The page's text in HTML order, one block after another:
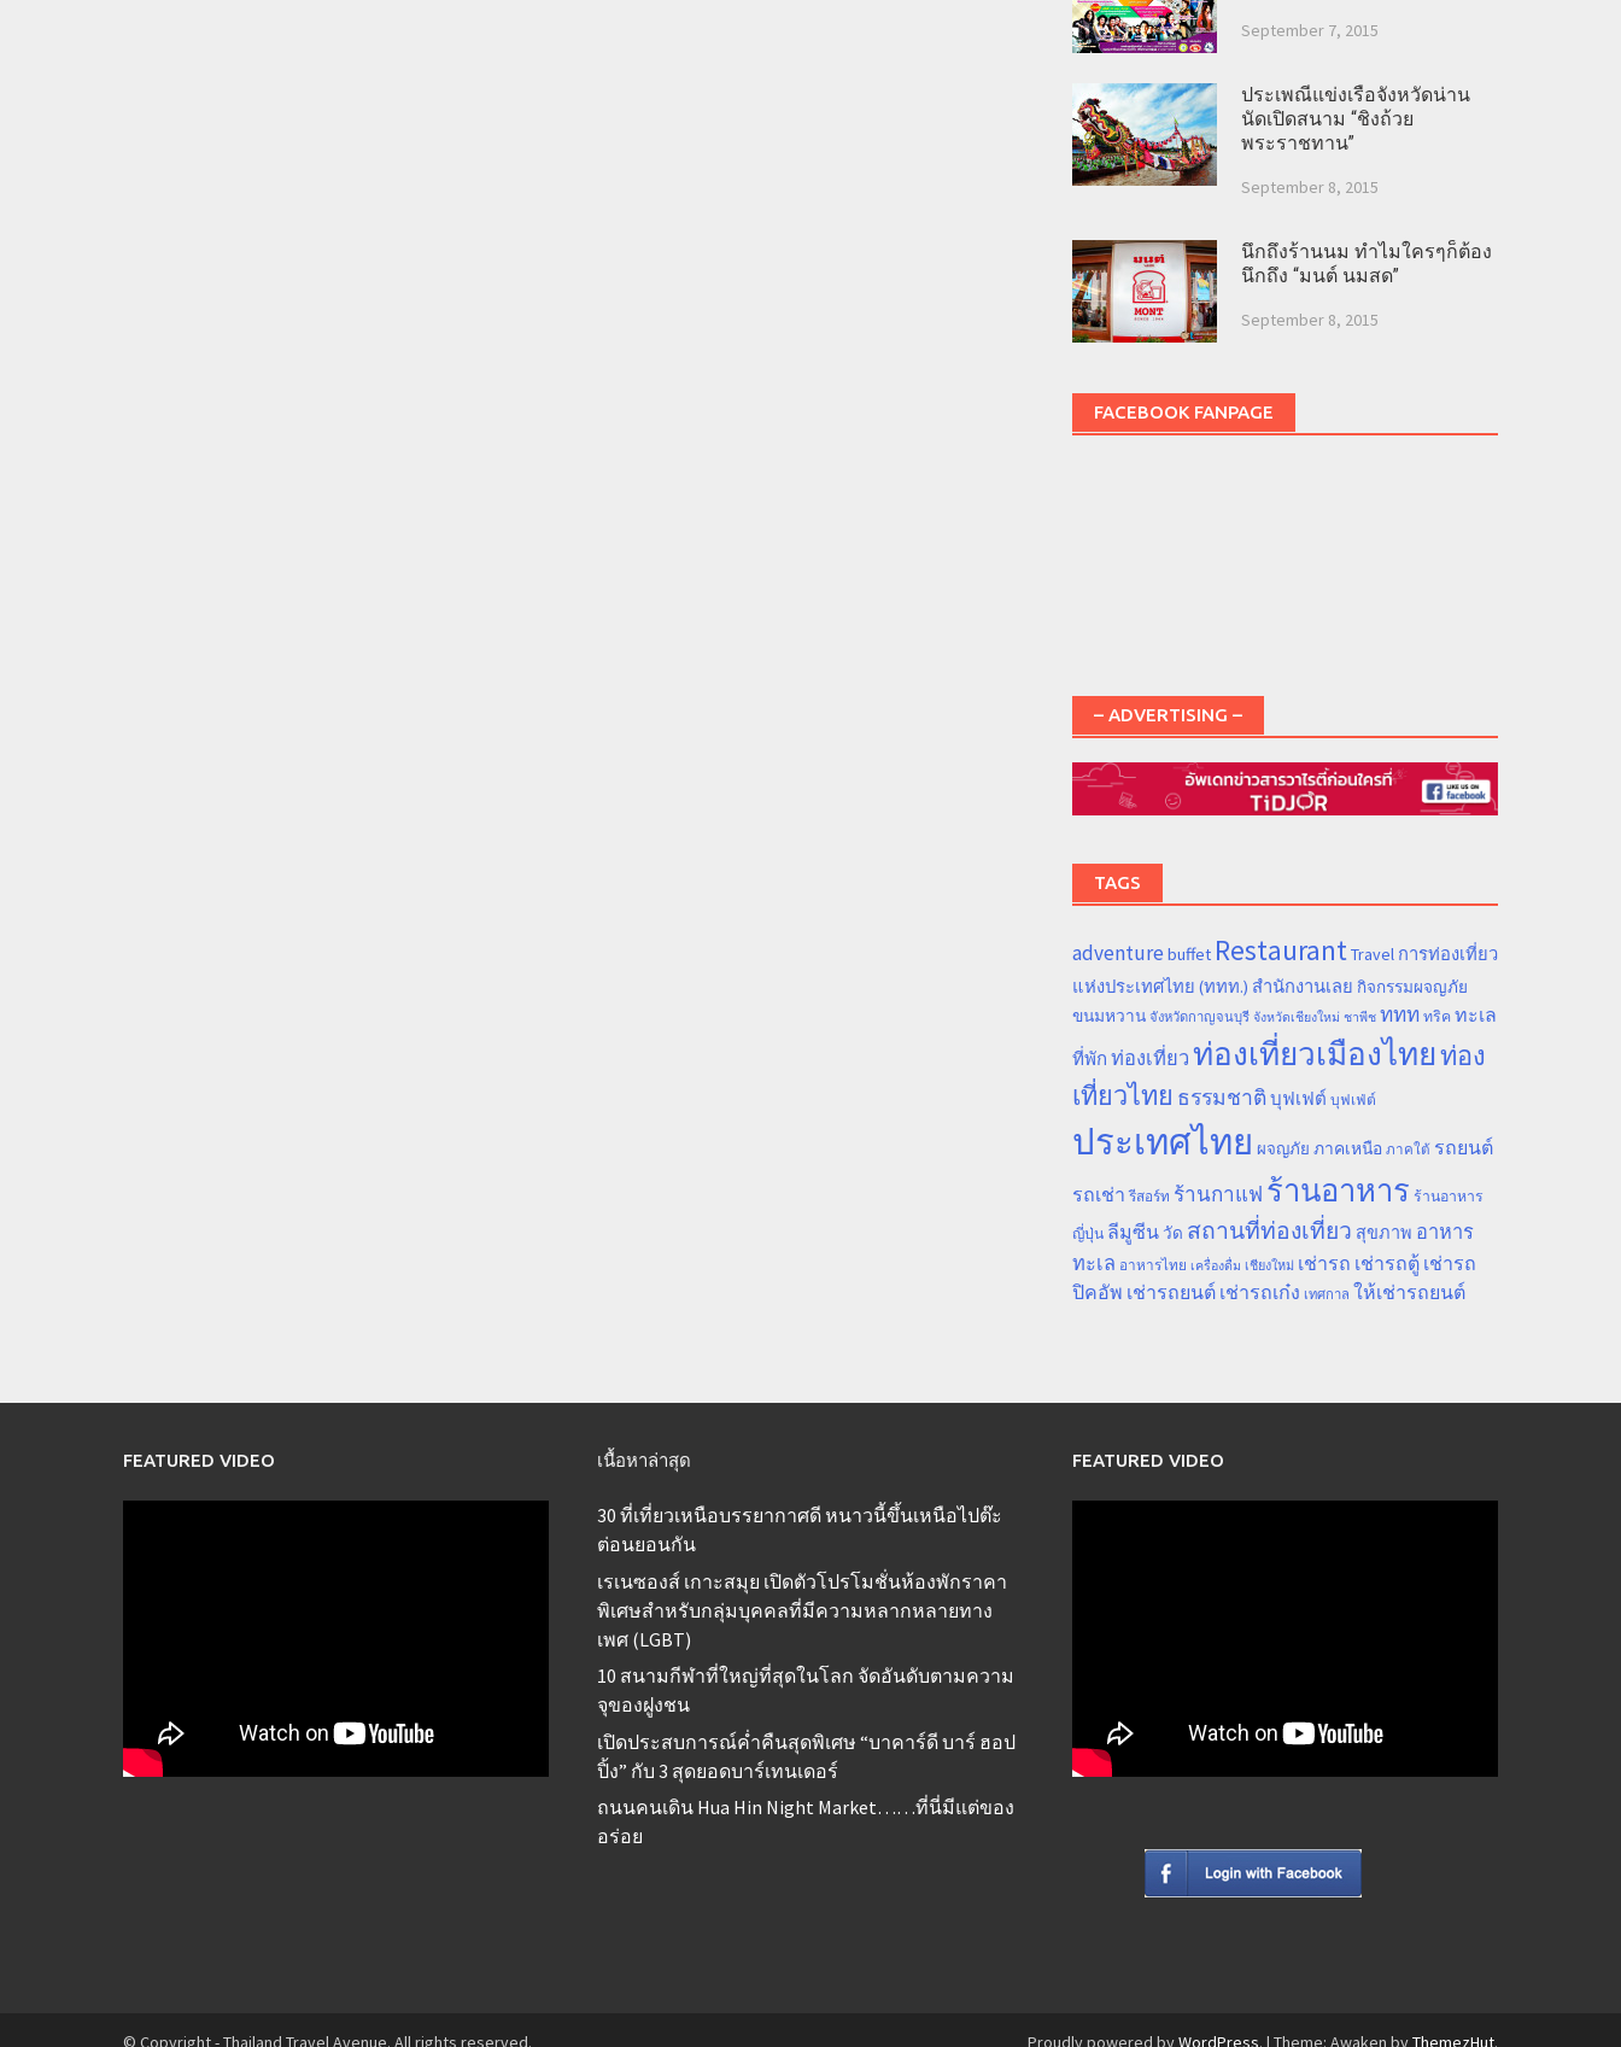
September 7, 2015
ประเพณีแข่งเรือจังหวัดน่าน
นัดเปิดสนาม “ชิงถ้วย
พระราชทาน”
September 8, 2015
นึกถึงร้านนม ทำไมใครๆก็ต้อง
นึกถึง “มนต์ นมสด”
September 8, 2015
FACEBOOK FANPAGE
– ADVERTISING –
TAGS
adventure buffet RestaurantTravel การท่องเที่ยว
แห่งประเทศไทย (ททท.) สำนักงานเลย กิจกรรมผจญภัย
ขนมหวาน จังหวัดกาญจนบุรี จังหวัดเชียงใหม่ ชาพีช ททท ทริค ทะเล
ที่พัก ท่องเที่ยวท่องเที่ยวเมืองไทยท่อง
เที่ยวไทย ธรรมชาติ บุฟเฟต์ บุฟเฟ่ต์
ประเทศไทย ผจญภัย ภาคเหนือ ภาคใต้ รถยนต์
รถเช่า รีสอร์ท ร้านกาแฟ ร้านอาหาร ร้านอาหาร
ญี่ปุ่น ลีมูซีน วัด สถานที่ท่องเที่ยว สุขภาพ อาหาร
ทะเล อาหารไทย เครื่องดื่ม เชียงใหม่ เช่ารถ เช่ารถตู้ เช่ารถ
ปิคอัพ เช่ารถยนต์ เช่ารถเก๋ง เทศกาล ให้เช่ารถยนต์
FEATURED VIDEO เนื้อหาล่าสุด
30 ที่เที่ยวเหนือบรรยากาศดี หนาวนี้ขึ้นเหนือไปต๊ะ
ต่อนยอนกัน
เรเนซองส์ เกาะสมุย เปิดตัวโปรโมชั่นห้องพักราคา
พิเศษสำหรับกลุ่มบุคคลที่มีความหลากหลายทาง
เพศ (LGBT)
10 สนามกีฬาที่ใหญ่ที่สุดในโลก จัดอันดับตามความ
จุของฝูงชน
เปิดประสบการณ์ค่ำคืนสุดพิเศษ “บาคาร์ดี บาร์ ฮอป
ปิ้ง” กับ 3 สุดยอดบาร์เทนเดอร์
ถนนคนเดิน Hua Hin Night Market……ที่นี่มีแต่ของ
อร่อย
FEATURED VIDEO
© Copyright - Thailand Travel Avenue. All rights reserved. Proudly powered byWordPress. | Theme: Awaken byThemezHut.